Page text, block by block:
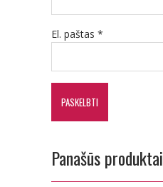
El. paštas *
Panašūs produktai